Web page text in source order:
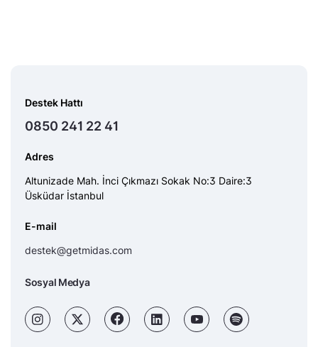
Destek Hattı
0850 241 22 41
Adres
Altunizade Mah. İnci Çıkmazı Sokak No:3 Daire:3
Üsküdar İstanbul
E-mail
destek@getmidas.com
Sosyal Medya